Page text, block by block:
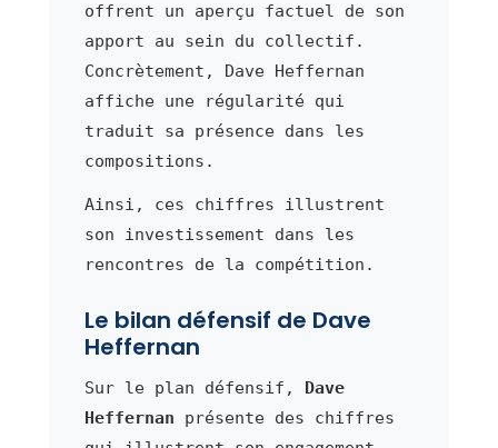
offrent un aperçu factuel de son
apport au sein du collectif.
Concrètement, Dave Heffernan
affiche une régularité qui
traduit sa présence dans les
compositions.
Ainsi, ces chiffres illustrent
son investissement dans les
rencontres de la compétition.
Le bilan défensif de Dave
Heffernan
Sur le plan défensif, Dave
Heffernan présente des chiffres